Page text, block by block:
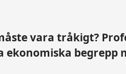
vara tråkigt?
begrepp